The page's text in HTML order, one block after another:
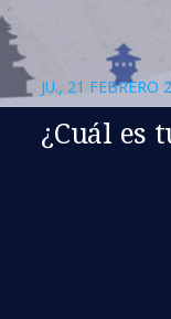
JU., 21 FEBRERO
¿Cuál es